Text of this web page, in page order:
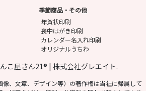
季節商品・その他
年賀状印刷
喪中はがき印刷
カレンダー名入れ印刷
オリジナルうちわ
こ屋さん21® | 株式会社グレエイト.
、文章、デザイン等）の著作権は当社に帰属して